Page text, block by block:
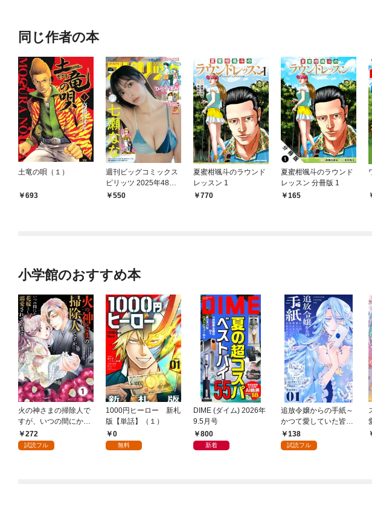
同じ作者の本
土竜の唄（１）
693
週刊ビッグコミックス
ピリッツ 2025年48号
【デジタル版限定グラ
550
夏蜜柑颯斗のラウンド
レッスン 1
770
夏蜜柑颯斗のラウンド
レッスン 分冊版 1
165
小学館のおすすめ本
火の神さまの掃除人で
すが、いつの間にか花
嫁として溺愛されてい
ます【単話】（１）
272
試読フル
1000円ヒーロー 新札
版【単話】（１）
0
無料
DIME (ダイム) 2026年
9.5月号
800
新着
追放令嬢からの手紙～
かつて愛していた皆さ
まへ 私のことなどお忘
れですか？～【単話】
138
試読フル